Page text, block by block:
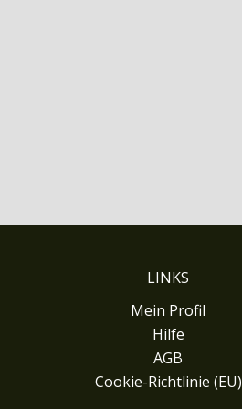
LINKS
Mein Profil
Hilfe
AGB
Cookie-Richtlinie (EU)